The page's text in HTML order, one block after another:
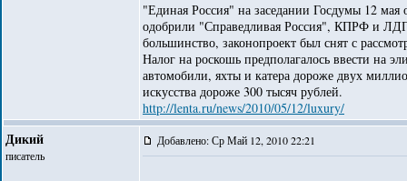
"Единая Россия" на заседании Госдумы 12 мая
одобрили "Справедливая Россия", КПРФ и
большинство, законопроект был снят с
Налог на роскошь предполагалось ввести на
автомобили, яхты и катера дороже двух
искусства дороже 300 тысяч рублей.
http://lenta.ru/news/2010/05/12/luxury/
Дикий
писатель
Добавлено: Ср Май 12, 2010 22:21